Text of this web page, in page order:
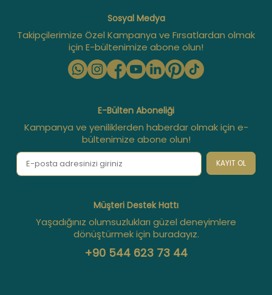
Sosyal Medya
Takipçilerimize Özel Kampanya ve Fırsatlardan olmak
için E-bültenimize abone olun!
E-Bülten Aboneliği
Kampanya ve yeniliklerden haberdar olmak için e-
bültenimize abone olun!
KAYIT OL
Müşteri Destek Hattı
Yaşadığınız olumsuzlukları güzel deneyimlere
dönüştürmek için buradayız.
+90 544 623 73 44